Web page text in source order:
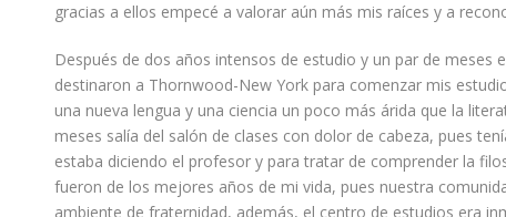
gracias a ellos empecé a valorar aún más mis raíces y a
Después de dos años intensos de estudio y un par de meses
destinaron a Thornwood-New York para comenzar mis
una nueva lengua y una ciencia un poco más árida que la
meses salía del salón de clases con dolor de cabeza, pues
estaba diciendo el profesor y para tratar de comprender la
fueron de los mejores años de mi vida, pues nuestra
ambiente de fraternidad, además, el centro de estudios era